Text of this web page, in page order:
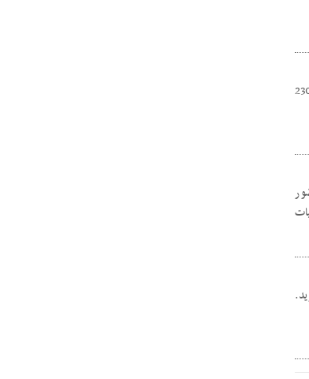
اغاز شده است و نیاز به وکالتی کردن حساب و مسدودی مبلغ 230
در تاریخ 1403/04/04 با حضور